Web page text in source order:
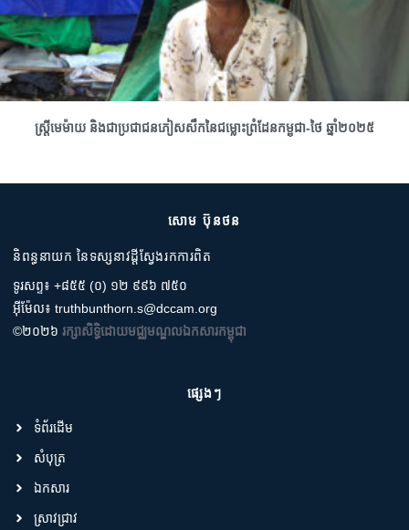
ស្រ្តីមេម៉ាយ និងជាប្រជាជនភៀសសឹកនៃជម្លោះព្រំដែនកម្ពុជា-ថៃ ឆ្នាំ២០២៥
សោម ប៊ុនថន
និពន្ធនាយក នៃទស្សនាវដ្តីស្វែងរកការពិត
ទូរសព្ទ៖ +៨៥៥ (០) ១២ ៩៩៦ ៧៥០
អ៊ីម៉ែល៖ truthbunthorn.s@dccam.org
©២០២៦ រក្សាសិទ្ធិដោយមជ្ឈមណ្ឌលឯកសារកម្ពុជា
ផ្សេងៗ
ទំព័រដើម
សំបុត្រ
ឯកសារ
ស្រាវជ្រាវ